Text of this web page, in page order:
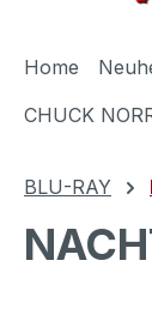
Home
CHUCK
BLU-RAY